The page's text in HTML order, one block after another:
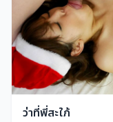
ว่าที่พี่สะใภ้